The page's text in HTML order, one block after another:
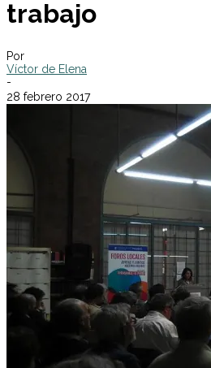
trabajo
Por
Víctor de Elena
-
28 febrero 2017